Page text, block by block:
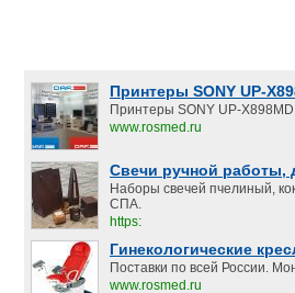
Принтеры SONY UP-
Принтеры SONY UP-
www.rosmed.ru
Свечи ручной
Наборы свечей пчелиный,
СПА.
https:
Гинекологические
Поставки по всей России.
www.rosmed.ru